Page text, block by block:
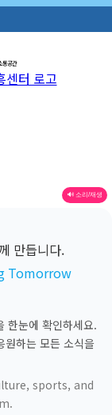
통공간
🔊 소리/재생
만듭니다.
Tomorrow
한눈에 확인하세요.
원하는 모든 소식을
sports, and